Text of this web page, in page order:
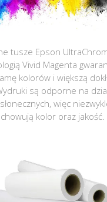
tusze Epson
Vivid Magenta
kolorów i większą
są odporne na
więc
kolor oraz jakość.